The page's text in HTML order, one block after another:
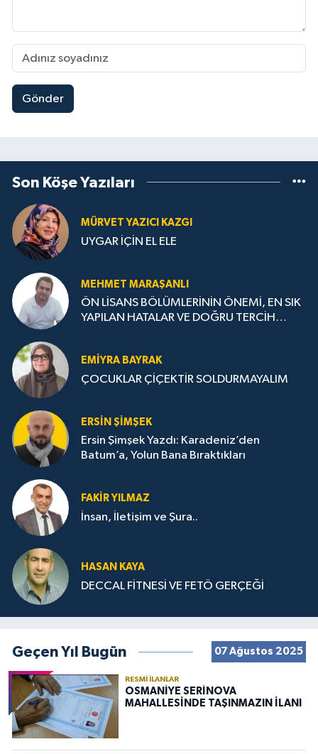
Gönder
Son Köşe Yazıları
MÜRVET YAZICI KAZGI
UYGAR İÇİN EL ELE
MEHMET MARAŞANLI
ÖN LİSANS BÖLÜMLERİNİN ÖNEMİ, EN SIK
YAPILAN HATALAR VE DOĞRU TERCİH
EMIYRA BAYRAK
ÇOCUKLAR ÇİÇEKTİR SOLDURMAYALIM
ERSIN ŞIMŞEK
Ersin Şimşek Yazdı: Karadeniz’den
Batum’a, Yolun Bana Bıraktıkları
FAKIR YILMAZ
İnsan, İletişim ve Şura..
HASAN KAYA
DECCAL FİTNESİ VE FETÖ GERÇEĞİ
Geçen Yıl Bugün 07 Ağustos 2025
RESMI İLANLAR
OSMANİYE SERİNOVA
MAHALLESİNDE TAŞINMAZIN İLANI